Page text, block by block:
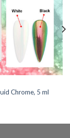
Wishlist
Chrome, 5 ml